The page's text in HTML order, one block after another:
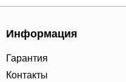
Информация
Гарантия
Контакты